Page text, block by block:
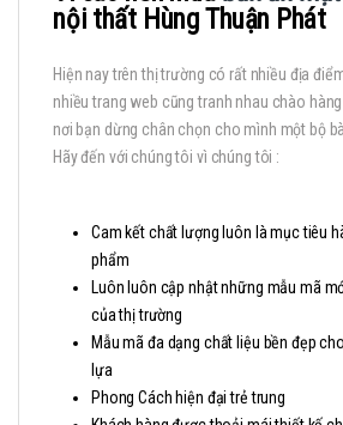
nội thất Hùng Thuận Phát
Hiện nay trên thị trường có rất nhiều địa
nhiều trang web cũng tranh nhau chào
nơi bạn dừng chân chọn cho mình một bộ
Hãy đến với chúng tôi vì chúng tôi :
Cam kết chất lượng luôn là mục tiêu
phẩm
Luôn luôn cập nhật những mẫu mã
của thị trường
Mẫu mã đa dạng chất liệu bền đẹp
lựa
Phong Cách hiện đại trẻ trung